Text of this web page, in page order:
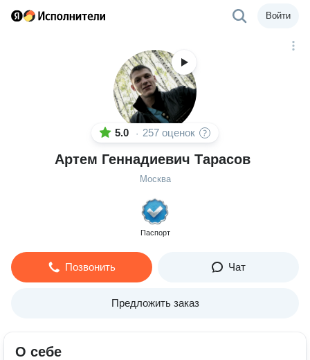
Войти
5.0 · 257 оценок
Артем Геннадиевич Тарасов
Москва
Паспорт
Позвонить Чат
Предложить заказ
О себе